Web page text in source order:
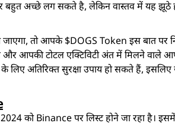
अच्छे लग सकते है, लेकिन वास्तव में यह झूठे
तो आपके $DOGS Token इस बात पर
और आपकी टोटल एक्टिविटी अंत में मिलने वाले
के लिए अतिरिक्त सुरक्षा उपाय हो सकते हैं,
को Binance पर लिस्ट होने जा रहा है।